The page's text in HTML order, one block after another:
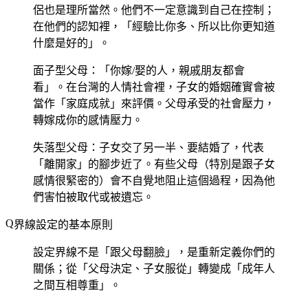
侶也是理所當然。他們不一定意識到自己在控制；
在他們的認知裡，「經驗比你多、所以比你更知道
什麼是好的」。
面子型父母 ：「你嫁/娶的人，親戚朋友都會
看」。在台灣的人情社會裡，子女的婚姻確實會被
當作「家庭成就」來評價。父母承受的社會壓力，
轉嫁成你的感情壓力。
失落型父母 ：子女交了另一半、要結婚了，代表
「離開家」的腳步近了。有些父母（特別是跟子女
感情很緊密的）會不自覺地阻止這個過程，因為他
們害怕被取代或被遺忘。
界線設定的基本原則
設定界線不是「跟父母翻臉」，是重新定義你們的
關係；從「父母決定、子女服從」轉變成「成年人
之間互相尊重」。